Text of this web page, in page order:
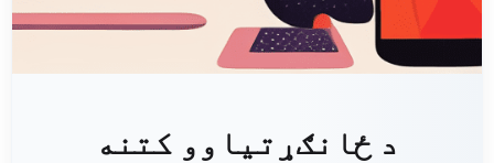
د ځانګړتیاوو کتنه